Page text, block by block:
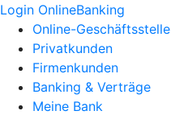
Login OnlineBanking
Online-Geschäftsstelle
Privatkunden
Firmenkunden
Banking & Verträge
Meine Bank